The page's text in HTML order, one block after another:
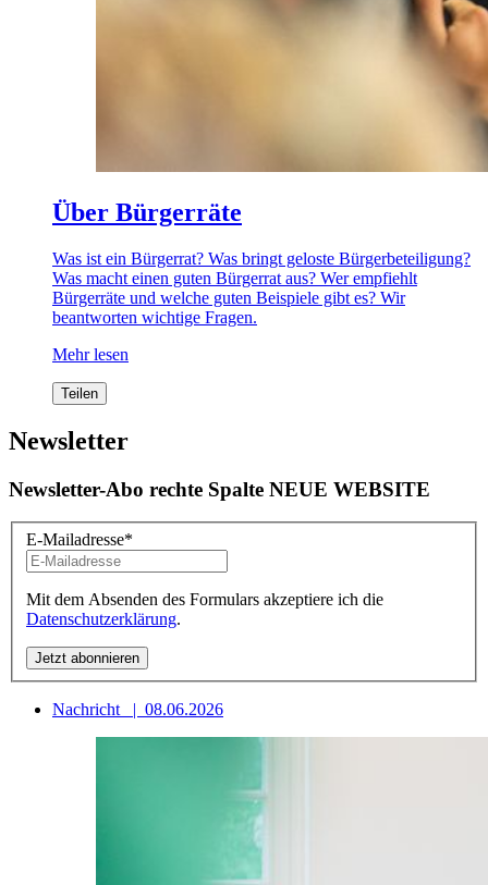
Über Bürgerräte
Was ist ein Bürgerrat? Was bringt geloste Bürgerbeteiligung?
Was macht einen guten Bürgerrat aus? Wer empfiehlt
Bürgerräte und welche guten Beispiele gibt es? Wir
beantworten wichtige Fragen.
Mehr lesen
Teilen
Newsletter
Newsletter-Abo rechte Spalte NEUE WEBSITE
E-Mailadresse*
Mit dem Absenden des Formulars akzeptiere ich die
Datenschutzerklärung.
Nachricht | 08.06.2026